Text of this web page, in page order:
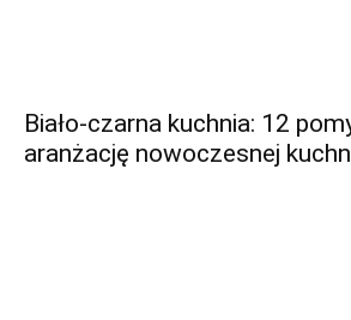
Biało-czarna kuchnia: 12
aranżację nowoczesnej